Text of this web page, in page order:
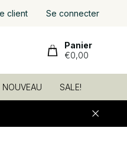
client Se connecter
Panier
€0,00
NOUVEAU SALE!